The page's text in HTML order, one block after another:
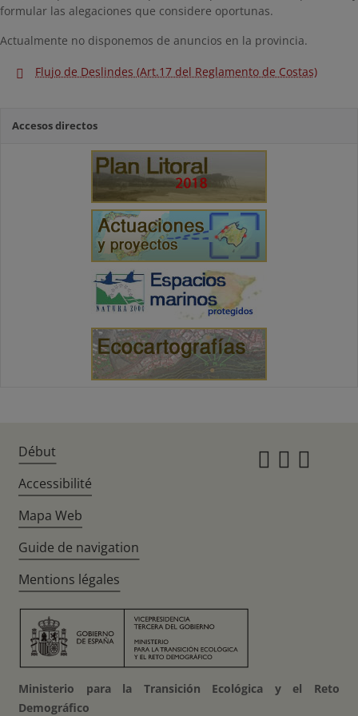
formular las alegaciones que considere oportunas.
Actualmente no disponemos de anuncios en la provincia.
Flujo de Deslindes (Art.17 del Reglamento de Costas)
Accesos directos
Début
Accessibilité
Mapa Web
Guide de navigation
Mentions légales
Ministerio para la Transición Ecológica y el Reto
Demográfico